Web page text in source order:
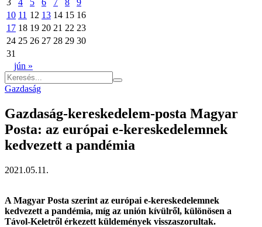
3
4 5 6 7 8
9
10 11 12 13 14 15 16
17 18 19 20 21 22 23
24 25 26 27 28 29 30
31
jún »
Gazdaság
Gazdaság-kereskedelem-posta Magyar
Posta: az európai e-kereskedelemnek
kedvezett a pandémia
2021.05.11.
A Magyar Posta szerint az európai e-kereskedelemnek
kedvezett a pandémia, míg az unión kívülről, különösen a
Távol-Keletről érkezett küldemények visszaszorultak.